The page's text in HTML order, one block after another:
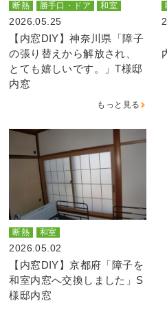
断熱 勝手口・ドア 和室
2026.05.25
【内窓DIY】神奈川県「障子
の張り替えから解放され、
とても嬉しいです。」T様邸
内窓
もっと見る
断熱 和室
2026.05.02
【内窓DIY】京都府「障子を
和室内窓へ交換しました」S
様邸内窓